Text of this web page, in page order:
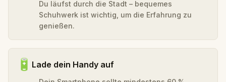
Du läufst durch die Stadt – bequemes
Schuhwerk ist wichtig, um die Erfahrung zu
genießen.
🔋 Lade dein Handy auf